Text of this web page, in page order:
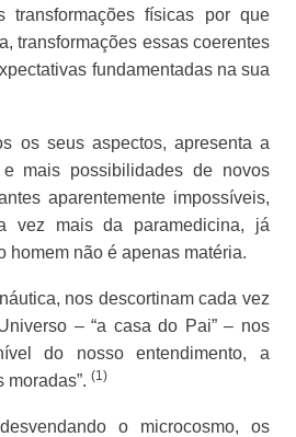
transformações físicas por que
transformações essas coerentes
fundamentadas na sua
os seus aspectos, apresenta a
mais possibilidades de novos
aparentemente impossíveis,
vez mais da paramedicina, já
homem não é apenas matéria.
nos descortinam cada vez
– “a casa do Pai” – nos
do nosso entendimento, a
moradas”. (1)
o microcosmo, os